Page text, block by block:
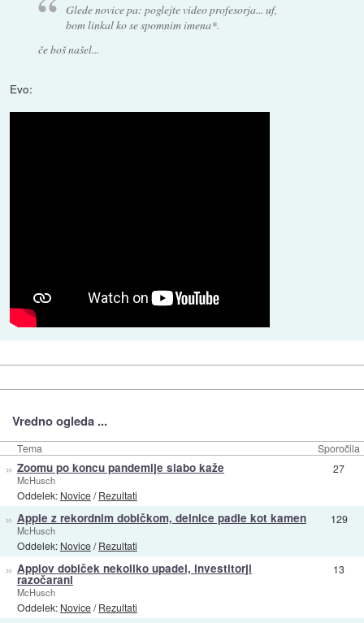
Glede novice pa: poglejte video profesorja... uf,
bom linkal ko se spomnim imena*.
če boš našel...
Evo:
Vredno ogleda ...
Tema Sporočila
» Zoomu po koncu pandemije slabo kaže
McHusch
Oddelek: Novice/Rezultati
27
» Apple z rekordnim dobičkom, delnice padle kot kamen
McHusch
Oddelek: Novice/Rezultati
129
» Applov dobiček nekoliko upadel, investitorji
razočarani
McHusch
Oddelek: Novice/Rezultati
13